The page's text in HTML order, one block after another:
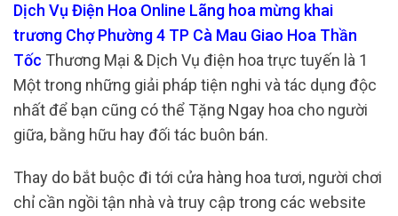
Dịch Vụ Điện Hoa Online Lãng hoa mừng khai
trương Chợ Phường 4 TP Cà Mau Giao Hoa Thần
Tốc Thương Mại & Dịch Vụ điện hoa trực tuyến là 1
Một trong những giải pháp tiện nghi và tác dụng độc
nhất để bạn cũng có thể Tặng Ngay hoa cho người
giữa, bằng hữu hay đối tác buôn bán.
Thay do bắt buộc đi tới cửa hàng hoa tươi, người chơi
chỉ cần ngồi tận nhà và truy cập trong các website